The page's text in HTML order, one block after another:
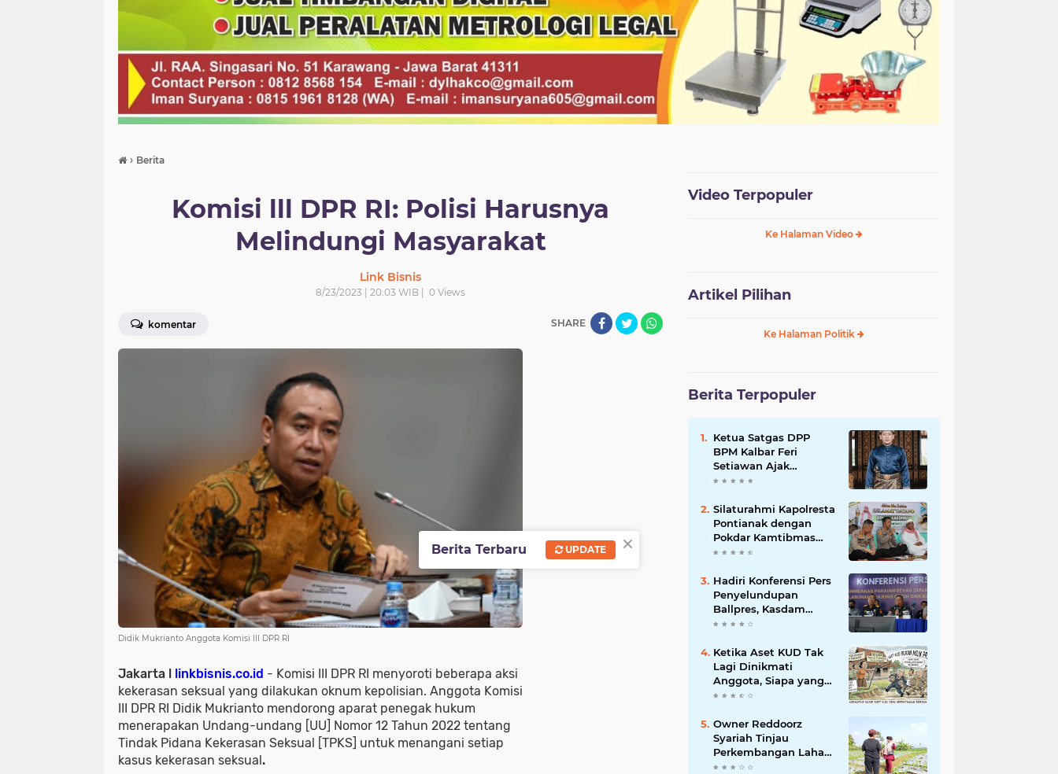
› Berita
Komisi lll DPR RI: Polisi Harusnya
Melindungi Masyarakat
Link Bisnis
8/23/2023 | 20:03 WIB | 0 Views
komentar SHARE
Didik Mukrianto Anggota Komisi III DPR RI
Harus
Jakarta linkbisnis.co.id - Komisi III DPR RI menyoroti beberapa aksi
kekerasan seksual yang dilakukan oknum kepolisian. Anggota Komisi
III DPR RI Didik Mukrianto mendorong aparat penegak hukum
menerapakan Undang-undang [UU] Nomor 12 Tahun 2022 tentang
Tindak Pidana Kekerasan Seksual [TPKS] untuk menangani setiap
kasus kekerasan seksual .
Video Terpopuler
Ke Halaman Video
Artikel Pilihan
Ke Halaman Politik
Berita Terpopuler
Ketua Satgas DPP
BPM Kalbar Feri
Setiawan Ajak
Anggota,Simpatisan
Kibarkan Merah Putih
Sambut HUT ke-81 RI
Silaturahmi Kapolresta
Pontianak dengan
Pokdar Kamtibmas
Resor Kota Pontianak
Hadiri Konferensi Pers
Penyelundupan
Ballpres, Kasdam
XII/Tpr Tegaskan
Perbatasan Kalbar
Ketika Aset KUD Tak
Lagi Dinikmati
Anggota, Siapa yang
Bertanggung Jawab?
Owner Reddoorz
Syariah Tinjau
Perkembangan Lahan
Perkebunan Di
×
Berita Terbaru UPDATE